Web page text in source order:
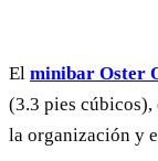
El minibar Oster
(3.3 pies
la organización y